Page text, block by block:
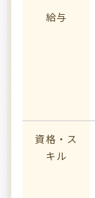
給与
資格・ス
キル